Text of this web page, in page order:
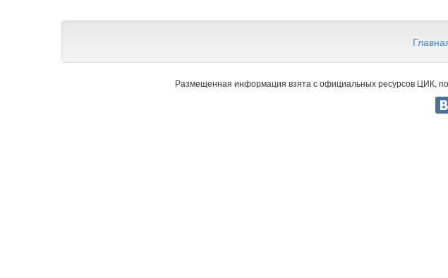
Размещенная информация взята с официальных ресурсов ЦИК,